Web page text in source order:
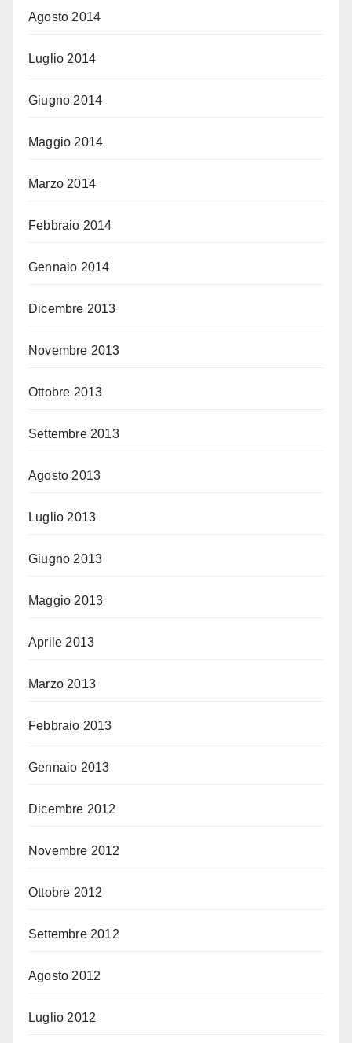
Agosto 2014
Luglio 2014
Giugno 2014
Maggio 2014
Marzo 2014
Febbraio 2014
Gennaio 2014
Dicembre 2013
Novembre 2013
Ottobre 2013
Settembre 2013
Agosto 2013
Luglio 2013
Giugno 2013
Maggio 2013
Aprile 2013
Marzo 2013
Febbraio 2013
Gennaio 2013
Dicembre 2012
Novembre 2012
Ottobre 2012
Settembre 2012
Agosto 2012
Luglio 2012